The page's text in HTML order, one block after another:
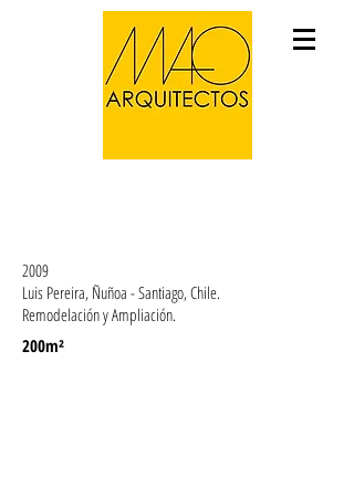
2009
Luis Pereira, Ñuñoa - Santiago, Chile.
Remodelación y Ampliación.
200m²